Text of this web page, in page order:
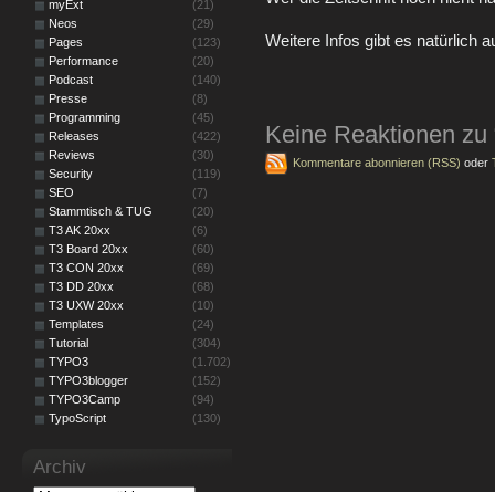
Weitere Infos gibt es natürlich
Keine Reaktionen zu
Kommentare abonnieren (RSS) oder
myExt
(21)
Neos
(29)
Pages
(123)
Performance
(20)
Podcast
(140)
Presse
(8)
Programming
(45)
Releases
(422)
Reviews
(30)
Security
(119)
SEO
(7)
Stammtisch & TUG
(20)
T3 AK 20xx
(6)
T3 Board 20xx
(60)
T3 CON 20xx
(69)
T3 DD 20xx
(68)
T3 UXW 20xx
(10)
Templates
(24)
Tutorial
(304)
TYPO3
(1.702)
TYPO3blogger
(152)
TYPO3Camp
(94)
TypoScript
(130)
Archiv